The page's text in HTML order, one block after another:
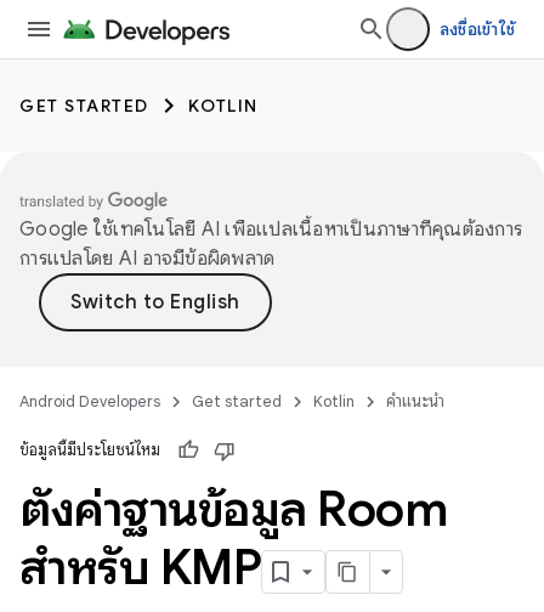
ลงชื่อเข้าใช้
GET STARTED KOTLIN
Google ใช้เทคโนโลยี AI เพื่อแปลเนื้อหาเป็นภาษาที่คุณต้องการ
การแปลโดย AI อาจมีข้อผิดพลาด
Android Developers Get started Kotlin คำแนะนำ
ข้อมูลนี้มีประโยชน์ไหม
ตั้งค่าฐานข้อมูล Room
สำหรับ KMP